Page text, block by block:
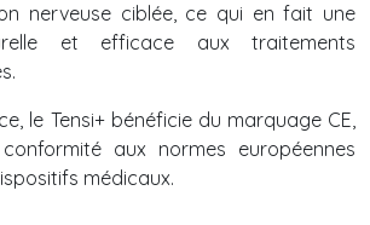
nerveuse ciblée, ce qui en fait une
et efficace aux traitements
le Tensi+ bénéficie du marquage CE,
aux normes européennes
médicaux.